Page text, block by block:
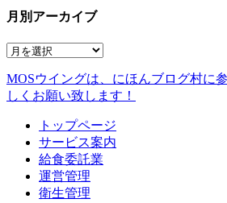
月別アーカイブ
MOSウイングは、にほんブログ村に
しくお願い致します！
トップページ
サービス案内
給食委託業
運営管理
衛生管理